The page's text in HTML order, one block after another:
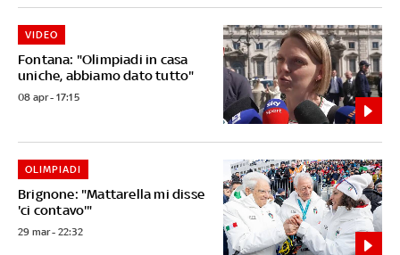
Fontana: "Olimpiadi in casa
uniche, abbiamo dato tutto"
VIDEO
08 apr - 17:15
Brignone: "Mattarella mi disse
'ci contavo'"
OLIMPIADI
29 mar - 22:32